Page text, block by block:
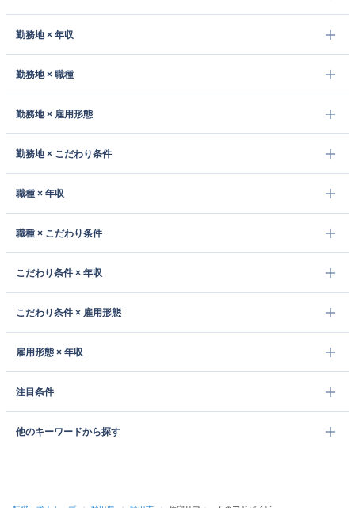
勤務地 × 年収
勤務地 × 職種
勤務地 × 雇用形態
勤務地 × こだわり条件
職種 × 年収
職種 × こだわり条件
こだわり条件 × 年収
こだわり条件 × 雇用形態
雇用形態 × 年収
注目条件
他のキーワードから探す